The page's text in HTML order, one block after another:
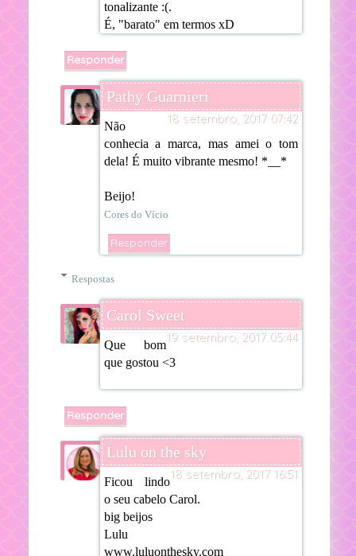
tonalizante :(.
É, "barato" em termos xD
Responder
Pathy Guarnieri
18 setembro, 2017 07:42
Não
conhecia a marca, mas amei o tom
dela! É muito vibrante mesmo! *__*
Beijo!
Cores do Vício
Responder
Respostas
Carol Sweet
19 setembro, 2017 05:44
Que bom
que gostou <3
Responder
Lulu on the sky
18 setembro, 2017 16:51
Ficou lindo
o seu cabelo Carol.
big beijos
Lulu
www.luluonthesky.com